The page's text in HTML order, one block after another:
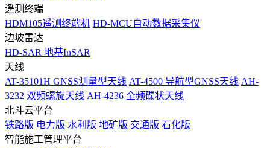
遥测终端
HDM105遥测终端机 HD-MCU自动数据采集仪
边坡雷达
HD-SAR 地基InSAR
天线
AT-35101H GNSS测量型天线 AT-4500 导航型GNSS天线 AH-
3232 双频螺旋天线 AH-4236 全频碟状天线
北斗云平台
铁路版 电力版 水利版 地矿版 交通版 石化版
智能施工管理平台